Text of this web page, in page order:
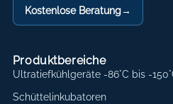
Kostenlose Beratung→
Produktbereiche
Ultratiefkühlgeräte -86°C bis -
Schüttelinkubatoren